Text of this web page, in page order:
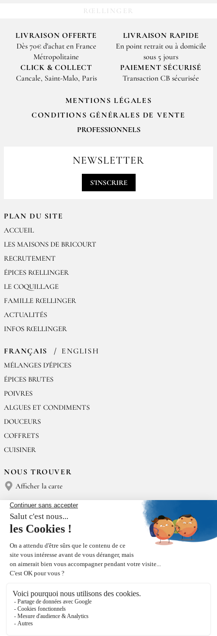
RŒLLINGER
LIVRAISON OFFERTE
Dès 70€ d'achat en France
Métropolitaine
LIVRAISON RAPIDE
En point retrait ou à domicile
sous 5 jours
CLICK & COLLECT
Cancale, Saint-Malo, Paris
PAIEMENT SÉCURISÉ
Transaction CB sécurisée
PLAN DU SITE
ACCUEIL
LES MAISONS DE BRICOURT
RECRUTEMENT
ÉPICES RŒLLINGER
LE COQUILLAGE
FAMILLE RŒLLINGER
ACTUALITÉS
INFOS RŒLLINGER
FRANÇAIS ENGLISH
MÉLANGES D'ÉPICES
ÉPICES BRUTES
POIVRES
ALGUES ET CONDIMENTS
DOUCEURS
COFFRETS
CUISINER
NOUS TROUVER
Afficher la carte
NOUS CONTACTER
Épices Rœllinger
Tél : (+33) 02 23 15 13 91
TRI DE NOS EMBALLAGES
MENTIONS LÉGALES
CONDITIONS GÉNÉRALES DE VENTE
PROFESSIONNELS
contact@epices-roellinger.comNEWSLETTER
S'INSCRIRE